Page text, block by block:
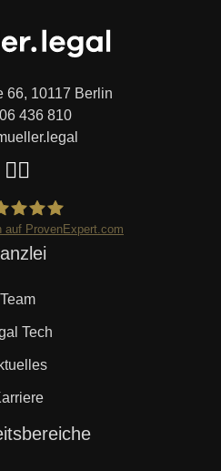
66, 10117 Berlin
436 810
auf ProvenExpert.com
Team
Tech